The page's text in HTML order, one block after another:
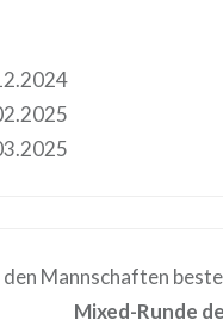
Mannschaften
Mixed-Runde